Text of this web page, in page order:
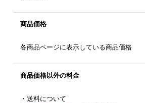
商品価格
各商品ページに表示している商品価格
商品価格以外の料金
・送料について